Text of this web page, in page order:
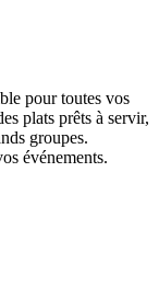
pour toutes vos
plats prêts à servir,
groupes.
événements.